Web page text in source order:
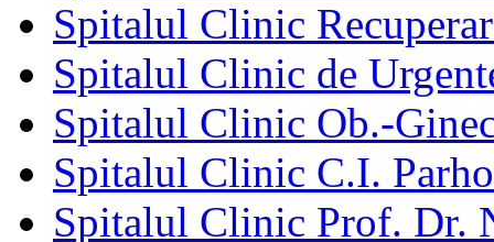
Spitalul Clinic
Spitalul Clinic de
Spitalul Clinic Ob.-
Spitalul Clinic C.I.
Spitalul Clinic Prof. Dr.